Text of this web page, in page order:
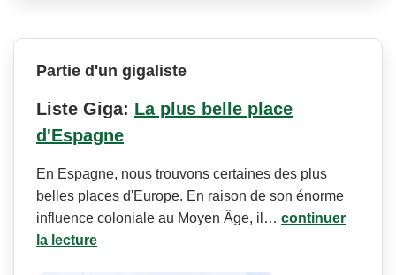
Partie d'un gigaliste
Liste Giga: La plus belle place
d'Espagne
En Espagne, nous trouvons certaines des plus
belles places d'Europe. En raison de son énorme
influence coloniale au Moyen Âge, il… continuer
la lecture